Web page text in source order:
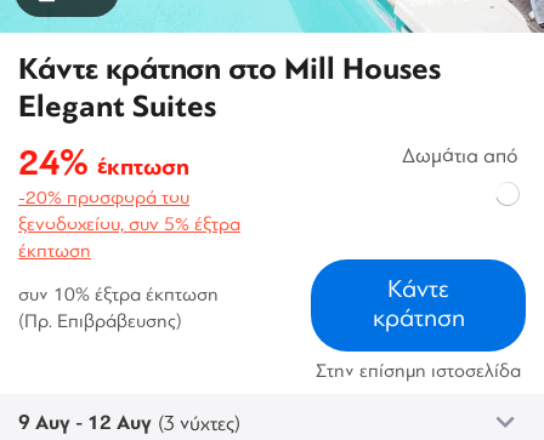
Κάντε κράτηση στο Mill Houses
Elegant Suites
24% έκπτωση
-20% προσφορά του
ξενοδοχείου, συν 5% έξτρα
έκπτωση
συν 10% έξτρα έκπτωση
(Πρ. Επιβράβευσης)
Δωμάτια από
Κάντε
κράτηση
Στην επίσημη ιστοσελίδα
9 Αυγ - 12 Αυγ (3 νύχτες)